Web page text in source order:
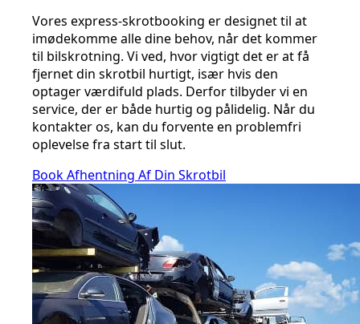
Vores express-skrotbooking er designet til at
imødekomme alle dine behov, når det kommer
til bilskrotning. Vi ved, hvor vigtigt det er at få
fjernet din skrotbil hurtigt, især hvis den
optager værdifuld plads. Derfor tilbyder vi en
service, der er både hurtig og pålidelig. Når du
kontakter os, kan du forvente en problemfri
oplevelse fra start til slut.
Book Afhentning Af Din Skrotbil